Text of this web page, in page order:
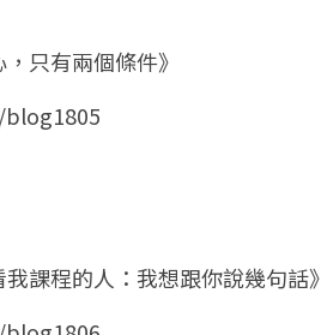
只有兩個條件》
課程的人：我想跟你說幾句話》